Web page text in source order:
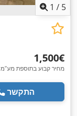
1 / 5
‏1,500 ‏€
מחיר קבוע בתוספת מע"מ
התקשר